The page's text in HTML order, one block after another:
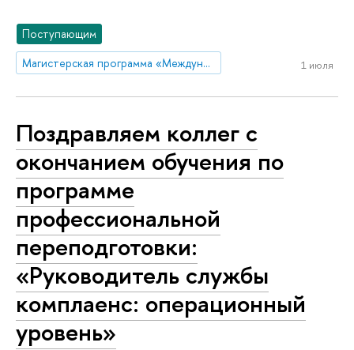
Поступающим
Магистерская программа «Международный корпоративный комплаенс и этика бизнеса»
1 июля
Поздравляем коллег с
окончанием обучения по
программе
профессиональной
переподготовки:
«Руководитель службы
комплаенс: операционный
уровень»